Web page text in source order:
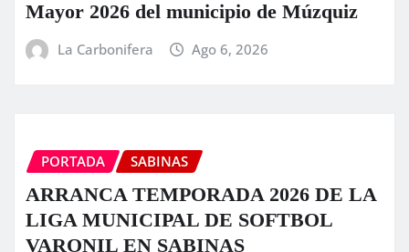
Mayor 2026 del municipio de Múzquiz
La Carbonifera Ago 6, 2026
PORTADA SABINAS
ARRANCA TEMPORADA 2026 DE LA
LIGA MUNICIPAL DE SOFTBOL
VARONIL EN SABINAS